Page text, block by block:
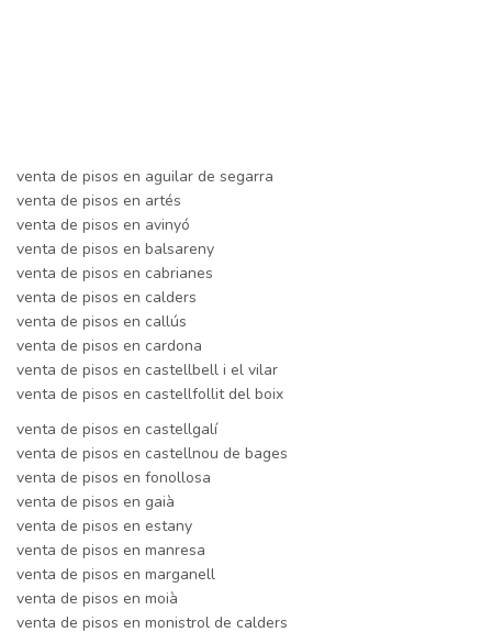
venta de pisos en aguilar de segarra
venta de pisos en artés
venta de pisos en avinyó
venta de pisos en balsareny
venta de pisos en cabrianes
venta de pisos en calders
venta de pisos en callús
venta de pisos en cardona
venta de pisos en castellbell i el vilar
venta de pisos en castellfollit del boix
venta de pisos en castellgalí
venta de pisos en castellnou de bages
venta de pisos en fonollosa
venta de pisos en gaià
venta de pisos en estany
venta de pisos en manresa
venta de pisos en marganell
venta de pisos en moià
venta de pisos en monistrol de calders